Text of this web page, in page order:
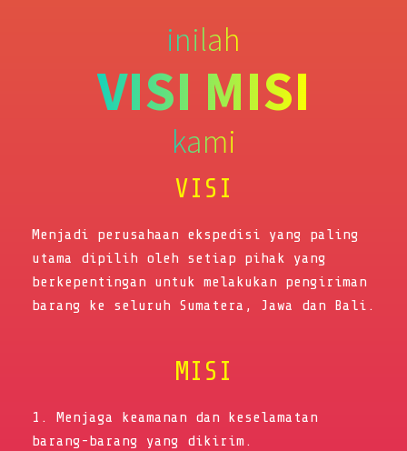
inilah
VISI MISI
kami
VISI
Menjadi perusahaan ekspedisi yang paling
utama dipilih oleh setiap pihak yang
berkepentingan untuk melakukan pengiriman
barang ke seluruh Sumatera, Jawa dan Bali.
MISI
1. Menjaga keamanan dan keselamatan
barang-barang yang dikirim.